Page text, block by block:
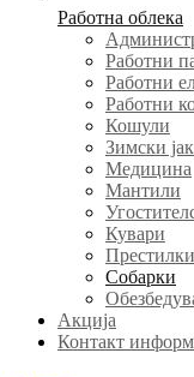
Работна облека
Работни
Работни
Работни
Кошули
Зимски
Медицина
Мантили
Кувари
Престилки
Собарки
Акција
Контакт